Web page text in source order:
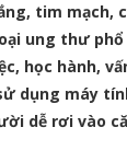
tim mạch,
ung thư
học hành,
dụng máy
dễ rơi vào